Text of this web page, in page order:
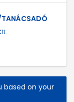
TANÁCSADÓ
based on your